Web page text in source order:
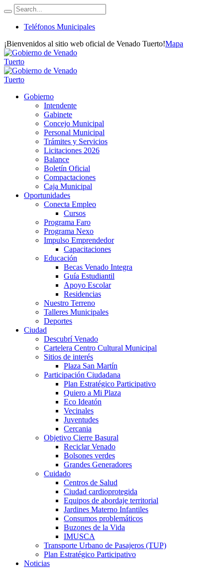
Teléfonos Municipales
¡Bienvenidos al sitio web oficial de Venado Tuerto!Mapa
Gobierno
Intendente
Gabinete
Concejo Municipal
Personal Municipal
Trámites y Servicios
Licitaciones 2026
Balance
Boletín Oficial
Compactaciones
Caja Municipal
Oportunidades
Conecta Empleo
Cursos
Programa Faro
Programa Nexo
Impulso Emprendedor
Capacitaciones
Educación
Becas Venado Integra
Guía Estudiantil
Apoyo Escolar
Residencias
Nuestro Terreno
Talleres Municipales
Deportes
Ciudad
Descubrí Venado
Cartelera Centro Cultural Municipal
Sitios de interés
Plaza San Martín
Participación Ciudadana
Plan Estratégico Participativo
Quiero a Mi Plaza
Eco Ideatón
Vecinales
Juventudes
Cercania
Objetivo Cierre Basural
Reciclar Venado
Bolsones verdes
Grandes Generadores
Cuidado
Centros de Salud
Ciudad cardioprotegida
Equipos de abordaje territorial
Jardines Materno Infantiles
Consumos problemáticos
Buzones de la Vida
IMUSCA
Transporte Urbano de Pasajeros (TUP)
Plan Estratégico Participativo
Noticias